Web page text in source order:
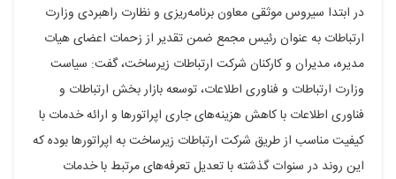
در ابتدا سیروس موثقی معاون برنامه‌ریزی و نظارت راهبردی وزارت
ارتباطات به عنوان رئیس مجمع ضمن تقدیر از زحمات اعضای هیات
مدیره، مدیران و کارکنان شرکت ارتباطات زیرساخت، گفت: سیاست
وزارت ارتباطات و فناوری اطلاعات، توسعه بازار بخش ارتباطات و
فناوری اطلاعات با کاهش هزینه‌های جاری اپراتورها و ارائه خدمات با
کیفیت مناسب از طریق شرکت ارتباطات زیرساخت به اپراتورها بوده که
این روند در سنوات گذشته با تعدیل تعرفه‌های مرتبط با خدمات